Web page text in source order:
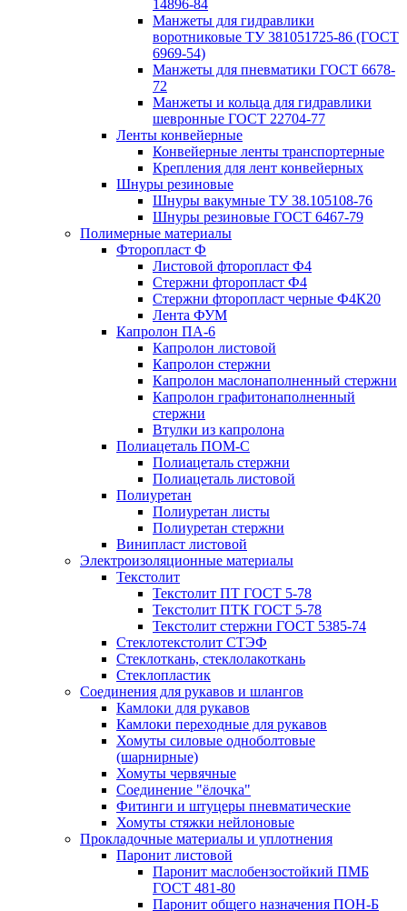
14896-84
Манжеты для гидравлики
воротниковые ТУ 381051725-86 (ГОСТ
6969-54)
Манжеты для пневматики ГОСТ 6678-
72
Манжеты и кольца для гидравлики
шевронные ГОСТ 22704-77
Ленты конвейерные
Конвейерные ленты транспортерные
Крепления для лент конвейерных
Шнуры резиновые
Шнуры вакумные ТУ 38.105108-76
Шнуры резиновые ГОСТ 6467-79
Полимерные материалы
Фторопласт Ф
Листовой фторопласт Ф4
Стержни фторопласт Ф4
Стержни фторопласт черные Ф4К20
Лента ФУМ
Капролон ПА-6
Капролон листовой
Капролон стержни
Капролон маслонаполненный стержни
Капролон графитонаполненный
стержни
Втулки из капролона
Полиацеталь ПОМ-С
Полиацеталь стержни
Полиацеталь листовой
Полиуретан
Полиуретан листы
Полиуретан стержни
Винипласт листовой
Электроизоляционные материалы
Текстолит
Текстолит ПТ ГОСТ 5-78
Текстолит ПТК ГОСТ 5-78
Текстолит стержни ГОСТ 5385-74
Стеклотекстолит СТЭФ
Стеклоткань, стеклолакоткань
Стеклопластик
Соединения для рукавов и шлангов
Камлоки для рукавов
Камлоки переходные для рукавов
Хомуты силовые одноболтовые
(шарнирные)
Хомуты червячные
Соединение "ёлочка"
Фитинги и штуцеры пневматические
Хомуты стяжки нейлоновые
Прокладочные материалы и уплотнения
Паронит листовой
Паронит маслобензостойкий ПМБ
ГОСТ 481-80
Паронит общего назначения ПОН-Б